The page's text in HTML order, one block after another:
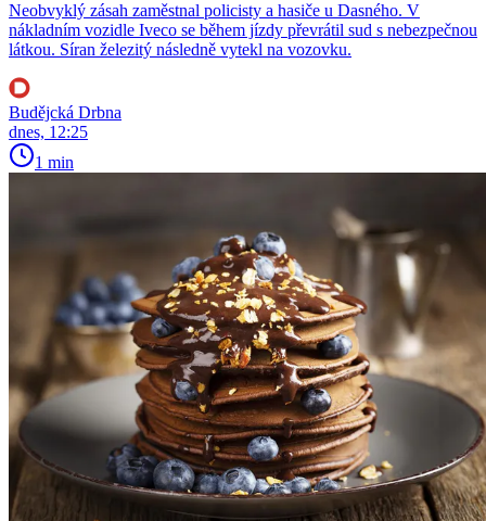
Neobvyklý zásah zaměstnal policisty a hasiče u Dasného. V
nákladním vozidle Iveco se během jízdy převrátil sud s nebezpečnou
látkou. Síran železitý následně vytekl na vozovku.
Budějcká Drbna
dnes, 12:25
1 min